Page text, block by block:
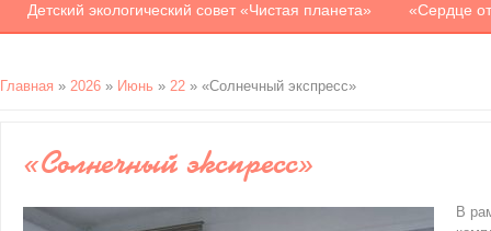
Детский экологический совет «Чистая планета» «Сердце
Главная » 2026 » Июнь » 22 » «Солнечный экспресс»
«Солнечный экспресс»
В